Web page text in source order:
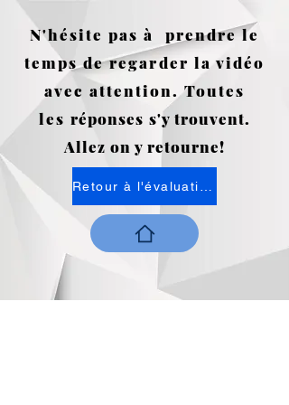
N'hésite pas à prendre le
temps de regarder la vidéo
avec attention. Toutes
lesréponses s'y trouvent.
Allez on y retourne!